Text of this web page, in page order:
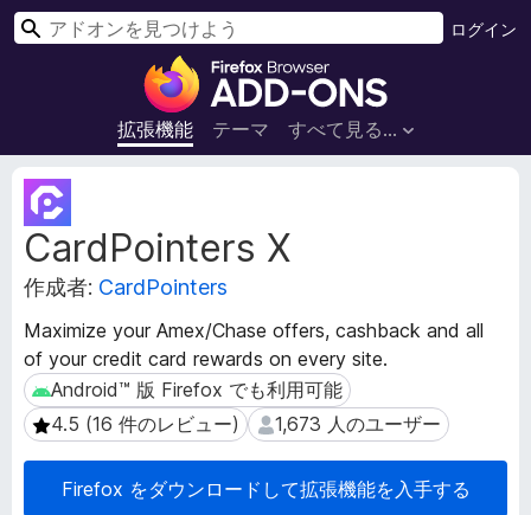
F
r
e
x
ブ
ウ
ザ
ー
ア
ド
オ
ン
拡張機能 テーマ すべて見る...
ログイン
検
CardPointers X
作成者: CardPointers
Maximize your Amex/Chase offers, cashback and all
of your credit card rewards on every site.
Android™ 版 Firefox でも利用可能
Android™ 版 Firefox でも利用可能
4.5 (16 件のレビュー)
4.5 (16 件のレビュー) 1,673 人のユーザー
1,673 人のユーザー
Firefox をダウンロードして拡張機能を入手する
拡
張
機
能
メ
デ
ー
タ